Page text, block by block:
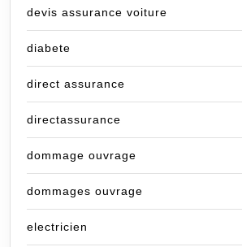
devis assurance voiture
diabete
direct assurance
directassurance
dommage ouvrage
dommages ouvrage
electricien